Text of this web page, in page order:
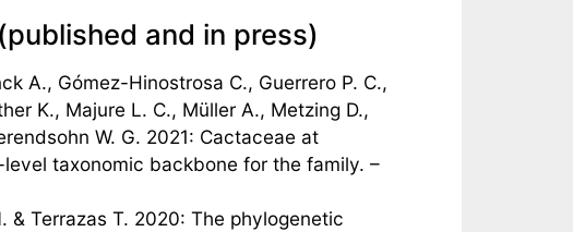
and in press)
A., Gómez-Hinostrosa C., Guerrero P. C.,
K., Majure L. C., Müller A., Metzing D.,
W. G. 2021: Cactaceae at
taxonomic backbone for the family. –
& Terrazas T. 2020: The phylogenetic